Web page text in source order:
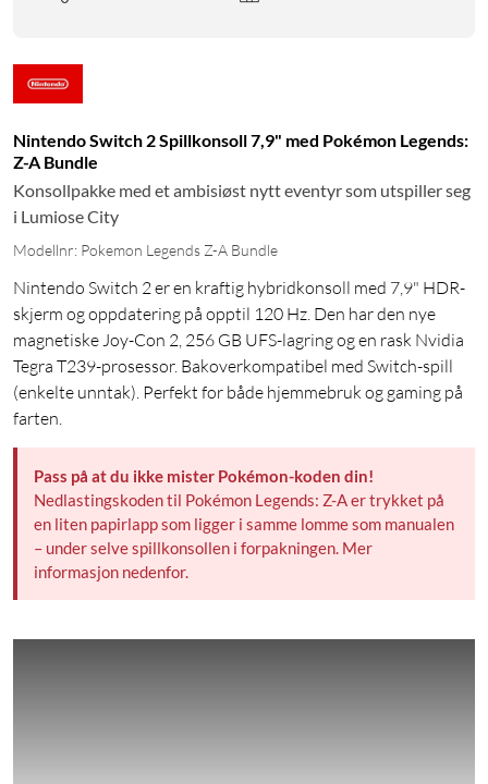
Nintendo Switch 2 Spillkonsoll 7,9" med Pokémon Legends:
Z-A Bundle
Konsollpakke med et ambisiøst nytt eventyr som utspiller seg
i Lumiose City
Modellnr: Pokemon Legends Z-A Bundle
Nintendo Switch 2 er en kraftig hybridkonsoll med 7,9" HDR-
skjerm og oppdatering på opptil 120 Hz. Den har den nye
magnetiske Joy-Con 2, 256 GB UFS-lagring og en rask Nvidia
Tegra T239-prosessor. Bakoverkompatibel med Switch-spill
(enkelte unntak). Perfekt for både hjemmebruk og gaming på
farten.
Pass på at du ikke mister Pokémon-koden din!
Nedlastingskoden til Pokémon Legends: Z-A er trykket på
en liten papirlapp som ligger i samme lomme som manualen
– under selve spillkonsollen i forpakningen. Mer
informasjon nedenfor.